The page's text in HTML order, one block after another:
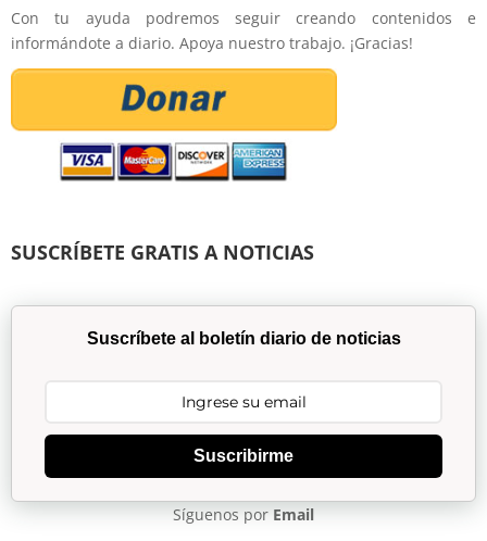
Con tu ayuda podremos seguir creando contenidos e
informándote a diario. Apoya nuestro trabajo. ¡Gracias!
SUSCRÍBETE GRATIS A NOTICIAS
Suscríbete al boletín diario de noticias
Suscribirme
Síguenos por Email